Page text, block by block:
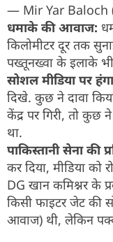
— Mir Yar Baloch
धमाके की आवाज:
किलोमीटर दूर तक
पख्तूनख्वा के इलाके
सोशल मीडिया पर
दिखे. कुछ ने दावा
केंद्र पर गिरी, तो कुछ
था.
पाकिस्तानी सेना की
कर दिया, मीडिया को
DG खान कमिश्नर के
किसी फाइटर जेट की
आवाज) थी, लेकिन